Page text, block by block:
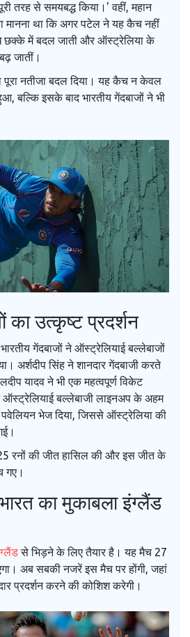
तरह से समयबद्ध किया।' वहीं, महान
मानना था कि अगर पटेल ने यह कैच नहीं
छक्के में बदल जाती और ऑस्ट्रेलिया के
जातीं।
नतीजा बदल दिया। यह कैच न केवल
बल्कि इसके बाद भारतीय गेंदबाजों ने भी
का उत्कृष्ट प्रदर्शन
गेंदबाजों ने ऑस्ट्रेलियाई बल्लेबाजों
अर्शदीप सिंह ने शानदार गेंदबाजी करते
यादव ने भी एक महत्वपूर्ण विकेट
ऑस्ट्रेलियाई बल्लेबाजी लाइनअप के अहम
पवेलियन भेज दिया, जिससे ऑस्ट्रेलिया की
रनों की जीत हासिल की और इस जीत के
गए।
का मुकाबला इंग्लैंड
से भिड़ने के लिए तैयार है। यह मैच 27
अब सबकी नजरें इस मैच पर होंगी, जहां
प्रदर्शन करने की कोशिश करेगी।